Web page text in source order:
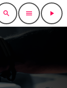
search menu play_arrow